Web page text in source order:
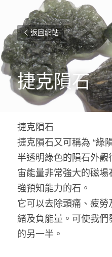
返回網站
捷克隕石
捷克隕石
捷克隕石又可稱為 “綠
半透明綠色的隕石外
宙能量非常強大的磁
強預知能力的石。
它可以去除頭痛、疲
緒及負能量。可使我
的另一半。